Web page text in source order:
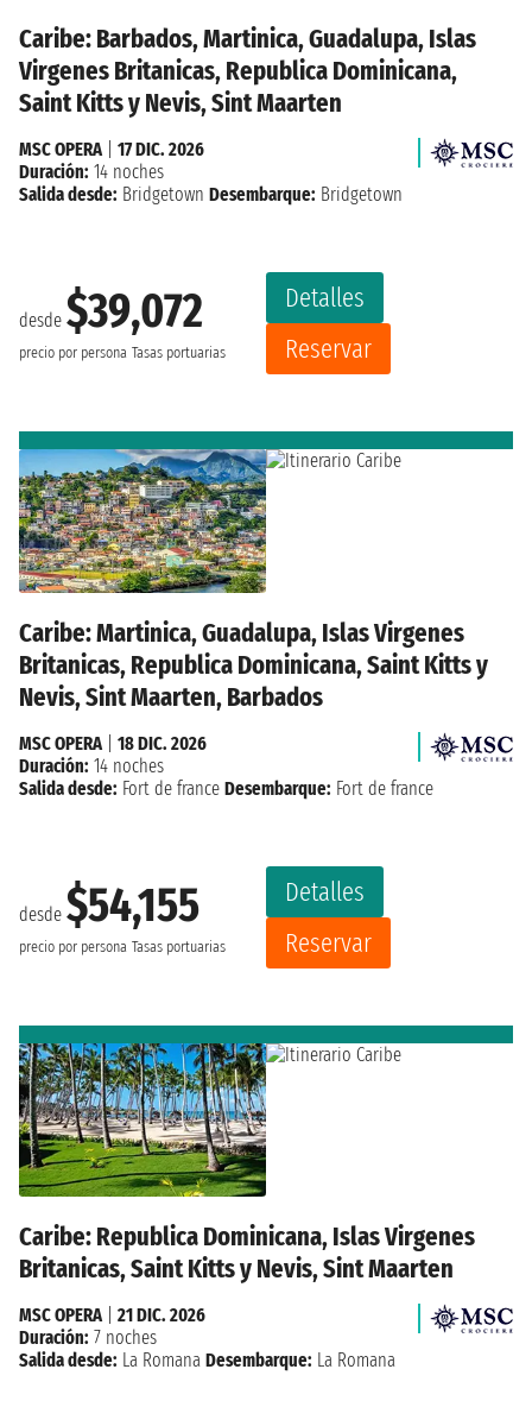
Caribe: Barbados, Martinica, Guadalupa, Islas
Virgenes Britanicas, Republica Dominicana,
Saint Kitts y Nevis, Sint Maarten
desde $39,072
precio por persona Tasas portuarias
Detalles
Reservar
MSC OPERA
17 DIC. 2026
Duración: 14 noches
Salida desde: Bridgetown Desembarque: Bridgetown
Caribe: Martinica, Guadalupa, Islas Virgenes
Britanicas, Republica Dominicana, Saint Kitts y
Nevis, Sint Maarten, Barbados
desde $54,155
precio por persona Tasas portuarias
Detalles
Reservar
MSC OPERA
18 DIC. 2026
Duración: 14 noches
Salida desde: Fort de france Desembarque: Fort de france
Caribe: Republica Dominicana, Islas Virgenes
Britanicas, Saint Kitts y Nevis, Sint Maarten
MSC OPERA| 21 DIC. 2026
Duración: 7 noches
Salida desde: La Romana Desembarque: La Romana